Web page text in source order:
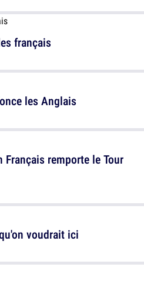
les Anglais
voudrait ici
français
remporte le Tour